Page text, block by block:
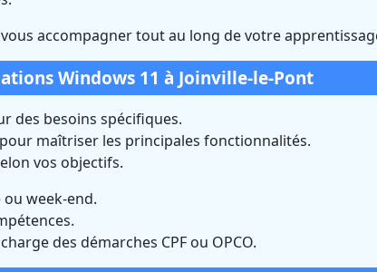
accompagner tout au long de votre
Windows 11 à Joinville-le-Pont
des besoins spécifiques.
maîtriser les principales fonctionnalités.
vos objectifs.
week-end.
des démarches CPF ou OPCO.